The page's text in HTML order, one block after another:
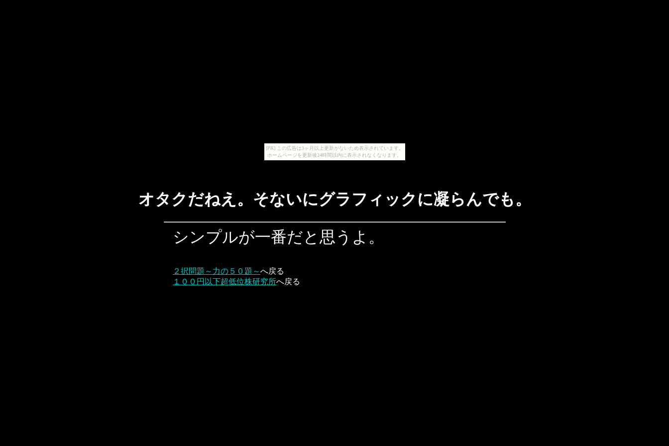
[PR] この広告は3ヶ月以上更新がないため表示されています。
ホームページを更新後24時間以内に表示されなくなります。
オタクだねえ。そないにグラフィックに凝らんでも。
シンプルが一番だと思うよ。
２択問題～力の５０題～へ戻る
１００円以下超低位株研究所へ戻る